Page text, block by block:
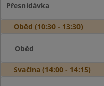
Přesnídávka
Oběd (10:30 - 13:30)
Oběd
Svačina (14:00 - 14:15)